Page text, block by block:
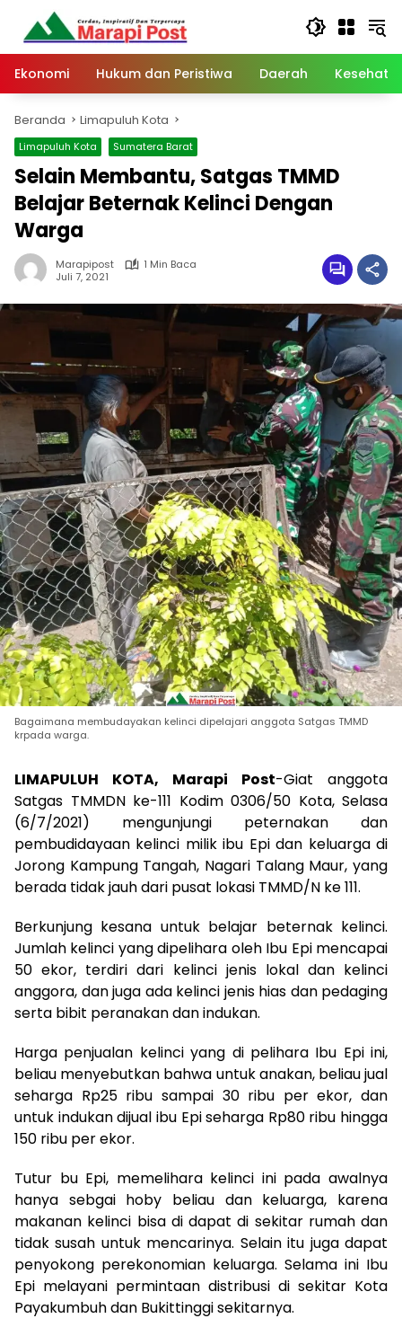
Langsung
konten
Ekonomi
Hukum dan Peristiwa Daerah
Beranda Limapuluh Kota
Limapuluh Kota Sumatera Barat
Selain Membantu, Satgas TMMD
Belajar Beternak Kelinci Dengan
Warga
Marapipost
1 Min Baca
Juli 7, 2021
Bagaimana membudayakan kelinci dipelajari anggota Satgas TMMD
krpada warga.
LIMAPULUH KOTA, Marapi Post-Giat anggota
Satgas TMMDN ke-111 Kodim 0306/50 Kota, Selasa
(6/7/2021) mengunjungi peternakan dan
pembudidayaan kelinci milik ibu Epi dan keluarga di
Jorong Kampung Tangah, Nagari Talang Maur, yang
berada tidak jauh dari pusat lokasi TMMD/N ke 111.
Berkunjung kesana untuk belajar beternak kelinci.
Jumlah kelinci yang dipelihara oleh Ibu Epi mencapai
50 ekor, terdiri dari kelinci jenis lokal dan kelinci
anggora, dan juga ada kelinci jenis hias dan pedaging
serta bibit peranakan dan indukan.
Harga penjualan kelinci yang di pelihara Ibu Epi ini,
beliau menyebutkan bahwa untuk anakan, beliau jual
seharga Rp25 ribu sampai 30 ribu per ekor, dan
untuk indukan dijual ibu Epi seharga Rp80 ribu hingga
150 ribu per ekor.
Tutur bu Epi, memelihara kelinci ini pada awalnya
hanya sebgai hoby beliau dan keluarga, karena
makanan kelinci bisa di dapat di sekitar rumah dan
tidak susah untuk mencarinya. Selain itu juga dapat
penyokong perekonomian keluarga. Selama ini Ibu
Epi melayani permintaan distribusi di sekitar Kota
Payakumbuh dan Bukittinggi sekitarnya.